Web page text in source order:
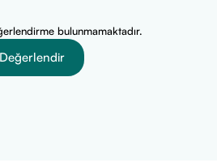
bulunmamaktadır.